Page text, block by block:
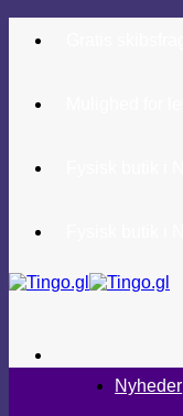
Nyheder